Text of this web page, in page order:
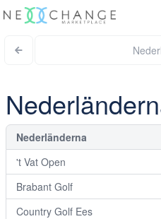
Nederländerna
't Vat Open
Brabant Golf
Country Golf Ees